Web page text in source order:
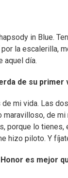
in Blue.
la escalerilla,
aquel día.
de su primer
mi vida. Las
de
porque lo
hizo piloto. Y
es mejor